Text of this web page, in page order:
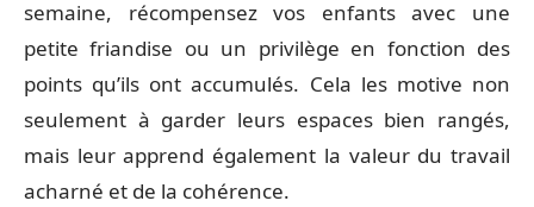
semaine, récompensez vos enfants avec une
petite friandise ou un privilège en fonction des
points qu’ils ont accumulés. Cela les motive non
seulement à garder leurs espaces bien rangés,
mais leur apprend également la valeur du travail
acharné et de la cohérence.